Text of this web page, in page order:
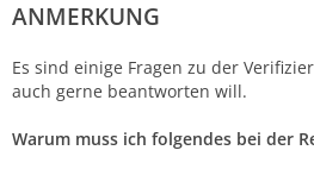
ANMERKUNG
Es sind einige Fragen zu der
auch gerne beantworten will.
Warum muss ich folgendes bei der